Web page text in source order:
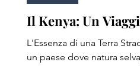
Il Kenya: Un
L'Essenza di una Terra Straordinaria Il Kenya
un paese dove natura